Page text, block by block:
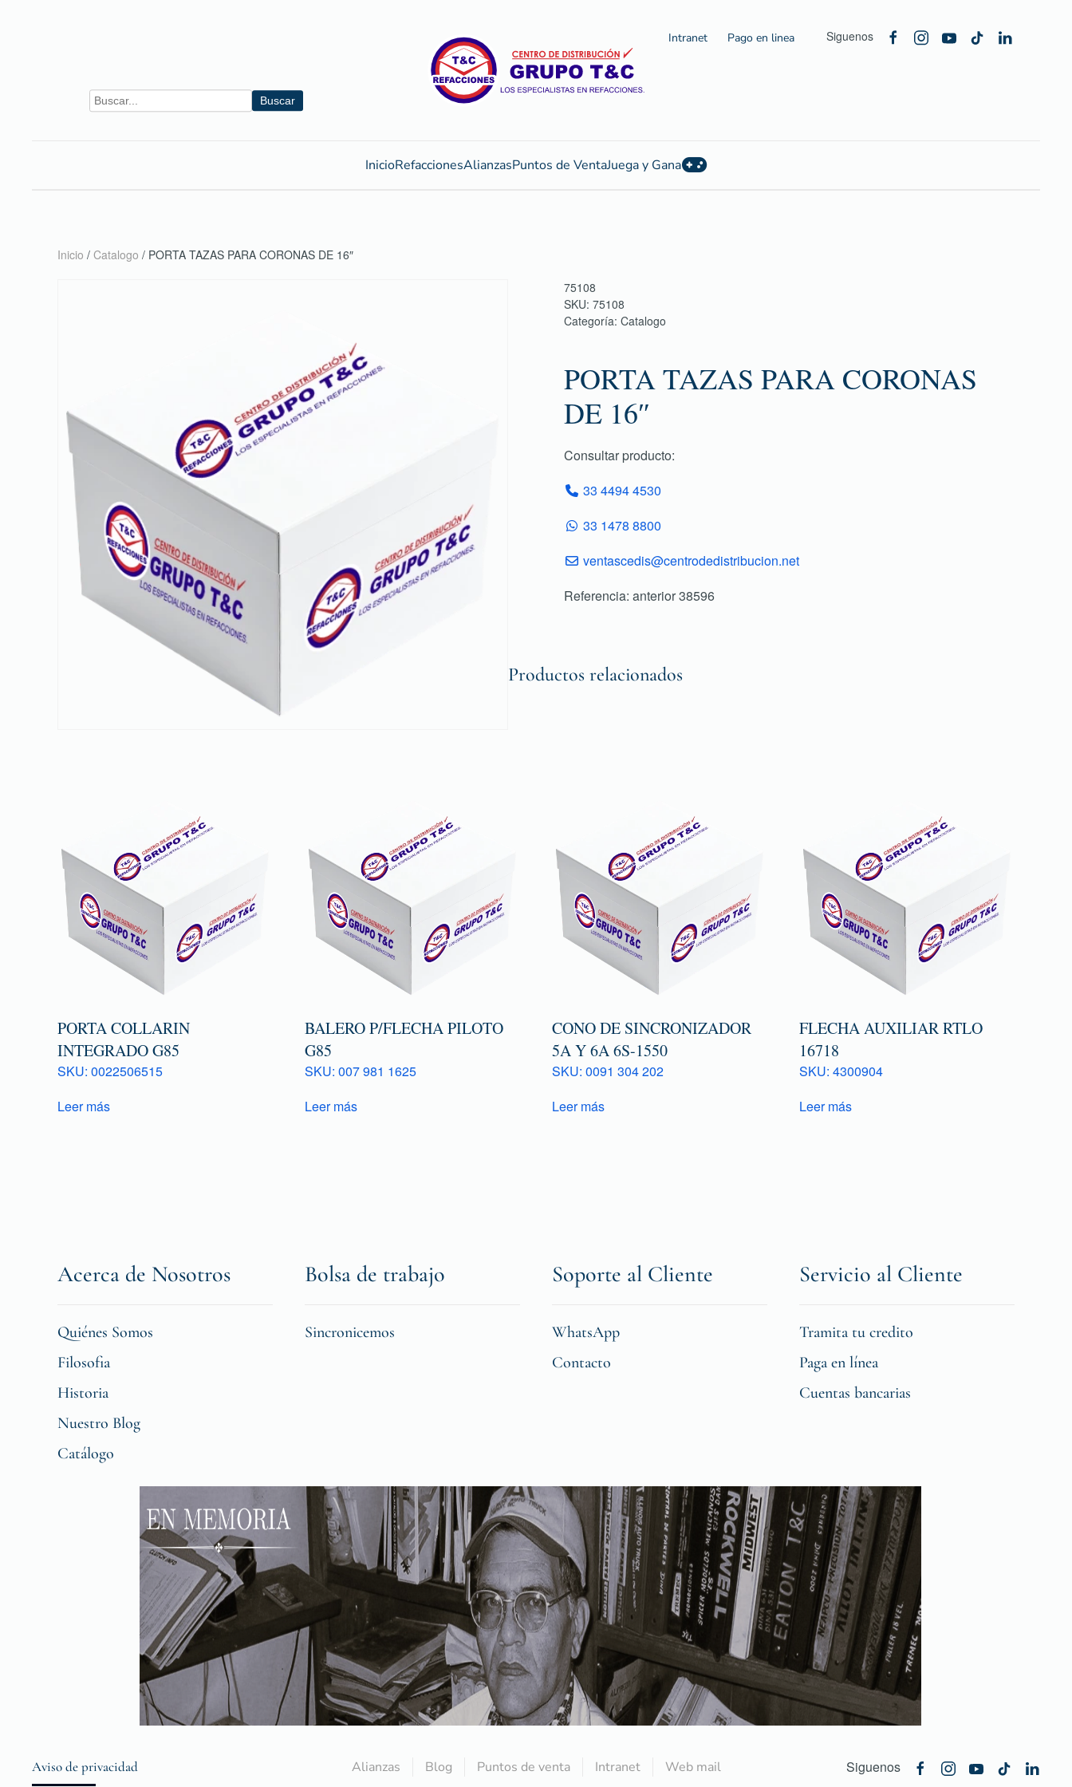
Buscar
Intranet Pago en linea Siguenos
InicioRefaccionesAlianzasPuntos de VentaJuega y Gana
Inicio / Catalogo / PORTA TAZAS PARA CORONAS DE 16″
75108
SKU: 75108
Categoría: Catalogo
PORTA TAZAS PARA CORONAS
DE 16″
Consultar producto:
33 4494 4530
33 1478 8800
ventascedis@centrodedistribucion.net
Referencia: anterior 38596
Productos relacionados
PORTA COLLARIN
INTEGRADO G85
SKU: 0022506515
Leer más
BALERO P/FLECHA PILOTO
G85
SKU: 007 981 1625
Leer más
CONO DE SINCRONIZADOR
5A Y 6A 6S-1550
SKU: 0091 304 202
Leer más
FLECHA AUXILIAR RTLO
16718
SKU: 4300904
Leer más
Acerca de Nosotros
Quiénes Somos
Filosofia
Historia
Nuestro Blog
Catálogo
Bolsa de trabajo
Sincronicemos
Soporte al Cliente
WhatsApp
Contacto
Servicio al Cliente
Tramita tu credito
Paga en línea
Cuentas bancarias
Aviso de privacidad Alianzas Blog Puntos de venta Intranet Web mail Siguenos